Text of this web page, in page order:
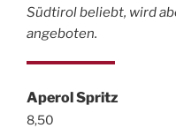
Südtirol beliebt, wird
angeboten.
Aperol Spritz
8,50